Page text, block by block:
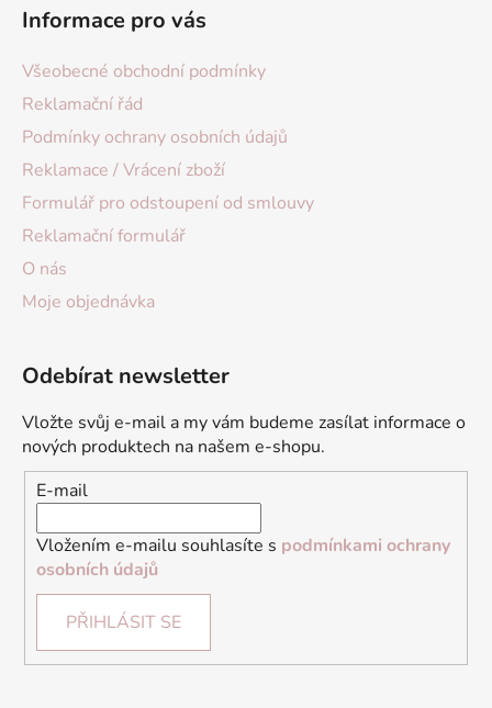
Informace pro vás
Všeobecné obchodní podmínky
Reklamační řád
Podmínky ochrany osobních údajů
Reklamace / Vrácení zboží
Formulář pro odstoupení od smlouvy
Reklamační formulář
O nás
Moje objednávka
Odebírat newsletter
Vložte svůj e-mail a my vám budeme zasílat informace o
nových produktech na našem e-shopu.
E-mail
Vložením e-mailu souhlasíte s podmínkami ochrany
osobních údajů
PŘIHLÁSIT SE